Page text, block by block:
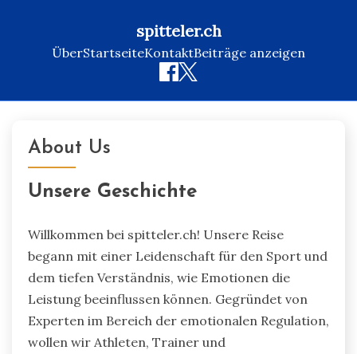
spitteler.ch
ÜberStartseiteKontaktBeiträge anzeigen
contentAbout Us
Unsere Geschichte
Willkommen bei spitteler.ch! Unsere Reise
begann mit einer Leidenschaft für den Sport und
dem tiefen Verständnis, wie Emotionen die
Leistung beeinflussen können. Gegründet von
Experten im Bereich der emotionalen Regulation,
wollen wir Athleten, Trainer und